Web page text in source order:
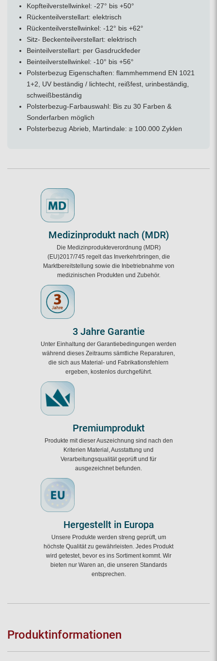
Kopfteilverstellwinkel: -27° bis +50°
Rückenteilverstellart: elektrisch
Rückenteilverstellwinkel: -12° bis +62°
Sitz- Beckenteilverstellart: elektrisch
Beinteilverstellart: per Gasdruckfeder
Beinteilverstellwinkel: -10° bis +56°
Polsterbezug Eigenschaften: flammhemmend EN 1021
1+2, UV beständig / lichtecht, reißfest, urinbeständig,
schweißbeständig
Polsterbezug-Farbauswahl: Bis zu 30 Farben &
Sonderfarben möglich
Polsterbezug Abrieb, Martindale: ≥ 100.000 Zyklen
Medizinprodukt nach (MDR)
Die Medizinprodukteverordnung (MDR)
(EU)2017/745 regelt das Inverkehrbringen, die
Marktbereitstellung sowie die Inbetriebnahme von
medizinischen Produkten und Zubehör.
3 Jahre Garantie
Unter Einhaltung der Garantiebedingungen werden
während dieses Zeitraums sämtliche Reparaturen,
die sich aus Material- und Fabrikationsfehlern
ergeben, kostenlos durchgeführt.
Premiumprodukt
Produkte mit dieser Auszeichnung sind nach den
Kriterien Material, Ausstattung und
Verarbeitungsqualität geprüft und für
ausgezeichnet befunden.
Hergestellt in Europa
Unsere Produkte werden streng geprüft, um
höchste Qualität zu gewährleisten. Jedes Produkt
wird getestet, bevor es ins Sortiment kommt. Wir
bieten nur Waren an, die unseren Standards
entsprechen.
Produktinformationen